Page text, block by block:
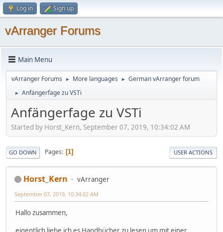
Log in Sign up
vArranger Forums
Main Menu
vArranger Forums ► More languages ► German vArranger forum
► Anfängerfage zu VSTi
Anfängerfage zu VSTi
Started by Horst_Kern, September 07, 2019, 10:34:02 AM
GO DOWN Pages 1 USER ACTIONS
Horst_Kern vArranger
September 07, 2019, 10:34:02 AM
Hallo zusammen,